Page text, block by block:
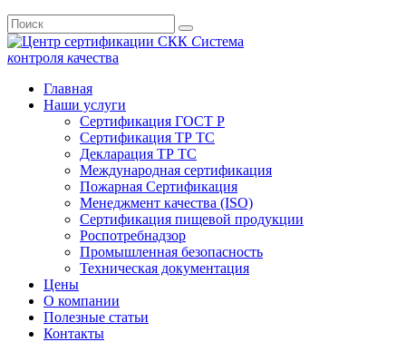
Система
контроля качества
Главная
Наши услуги
Сертификация ГОСТ Р
Сертификация ТР ТС
Декларация ТР ТС
Международная сертификация
Пожарная Сертификация
Менеджмент качества (ISO)
Сертификация пищевой продукции
Роспотребнадзор
Промышленная безопасность
Техническая документация
Цены
О компании
Полезные статьи
Контакты